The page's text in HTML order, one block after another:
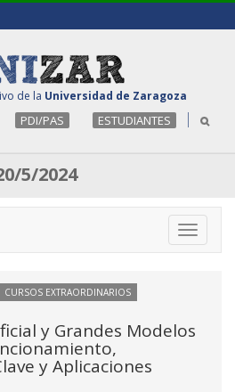
de la Universidad de Zaragoza
PDI/PAS ESTUDIANTES
5/2024
Toggle
CURSOS EXTRAORDINARIOS
y Grandes Modelos
y Aplicaciones